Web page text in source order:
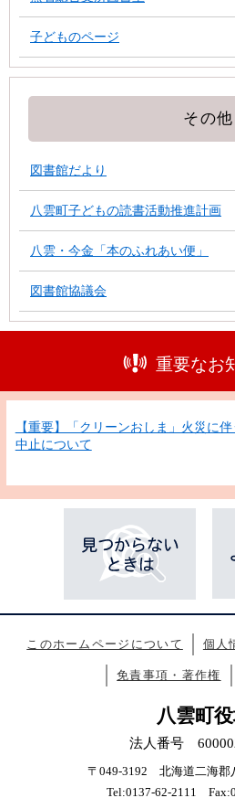
子どものページ
その他
図書館だより
八雲町子どもの読書活動推進計画
八雲・今金「本のふれあい便」
図書館協議会
重要なお
【重要】「クリーンおしま」火災に
中止について
このホームページについて 個人
免責事項・著作権
八雲町
法人番号
〒049-3192 北海道二海郡
Tel:0137-62-2111